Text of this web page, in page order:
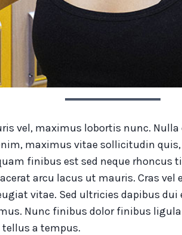
vel, maximus lobortis nunc.
maximus vitae sollicitudin
finibus est sed neque rhoncus
arcu lacus ut mauris. Cras
vitae. Sed ultricies dapibus
Nunc finibus dolor finibus
a tempus.